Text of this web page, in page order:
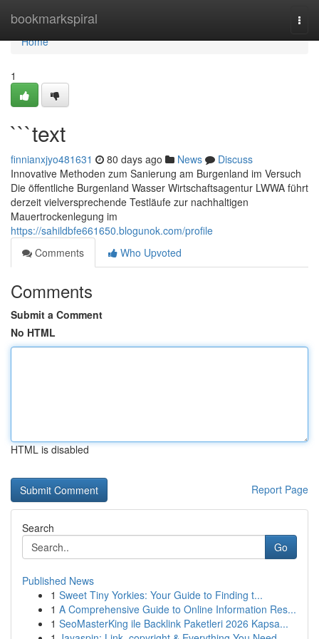
bookmarkspiral
Home
Home
1
```text
finnianxjyo481631 80 days ago News
Discuss
Innovative Methoden zum Sanierung am Burgenland im Versuch
Die öffentliche Burgenland Wasser Wirtschaftsagentur LWWA führt
derzeit vielversprechende Testläufe zur nachhaltigen
Mauertrockenlegung im
https://sahildbfe661650.blogunok.com/profile
Comments
Who Upvoted
Comments
Submit a Comment
No HTML
HTML is disabled
Report Page
Search
Go
Published News
1 Sweet Tiny Yorkies: Your Guide to Finding t...
1 A Comprehensive Guide to Online Information Res...
1 SeoMasterKing ile Backlink Paketleri 2026 Kapsa...